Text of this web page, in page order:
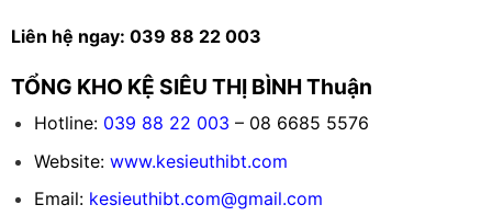
Liên hệ ngay: 039 88 22 003
TỔNG KHO KỆ SIÊU THỊ BÌNH Thuận
Hotline: 039 88 22 003 – 08 6685 5576
Website: www.kesieuthibt.com
Email: kesieuthibt.com@gmail.com